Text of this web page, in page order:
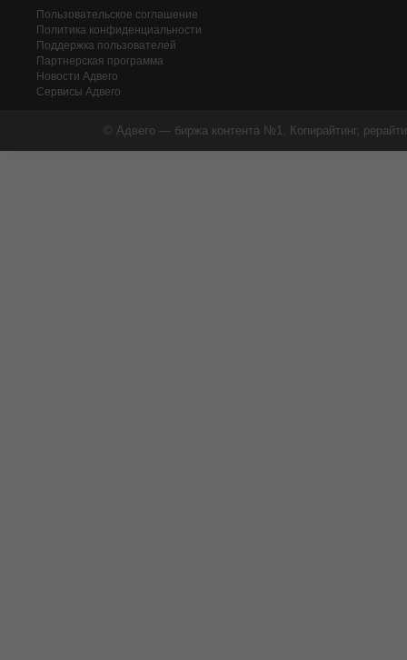
Пользовательское соглашение
Политика конфиденциальности
Поддержка пользователей
Партнерская программа
Новости Адвего
Сервисы Адвего
© Адвего — биржа контента №1. Копирайтинг,